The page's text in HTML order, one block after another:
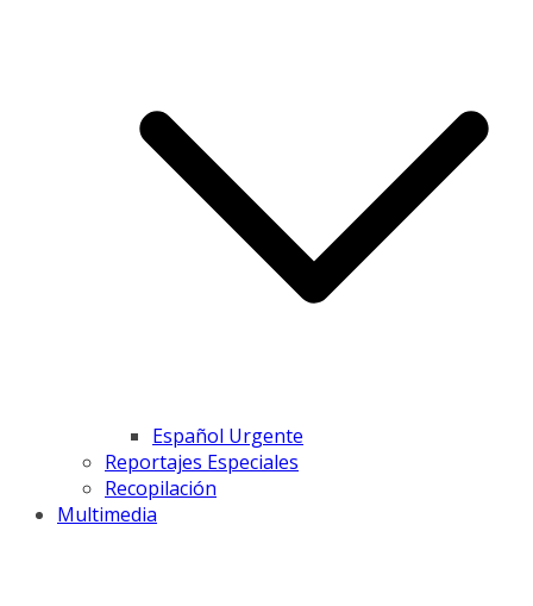
Español Urgente
Reportajes Especiales
Recopilación
Multimedia